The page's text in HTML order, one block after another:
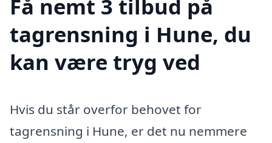
Få nemt 3 tilbud på
tagrensning i Hune, du
kan være tryg ved
Hvis du står overfor behovet for
tagrensning i Hune, er det nu nemmere